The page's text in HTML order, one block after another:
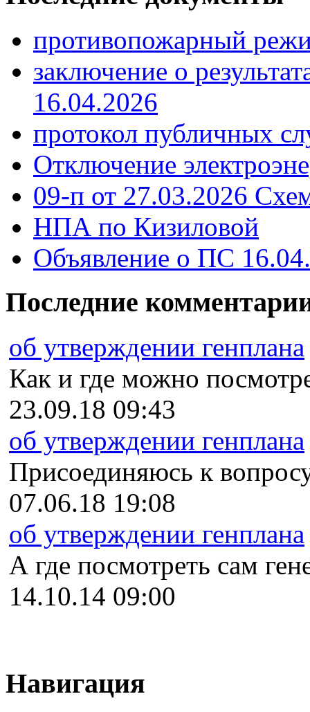
противопожарный
заключение о
16.04.2026
протокол публичных
Отключение
09-п от 27.03.2026
НПА по Кизиловой
Объявление о ПС
Последние
об утверждении генплана
Как и где можно
23.09.18 09:43
об утверждении генплана
Присоединяюсь к
07.06.18 19:08
об утверждении генплана
А где посмотреть сам
14.10.14 09:00
Навигация